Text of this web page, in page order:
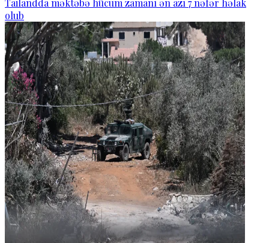
Tailandda məktəbə hücum zamanı ən azı 7 nəfər həlak
olub